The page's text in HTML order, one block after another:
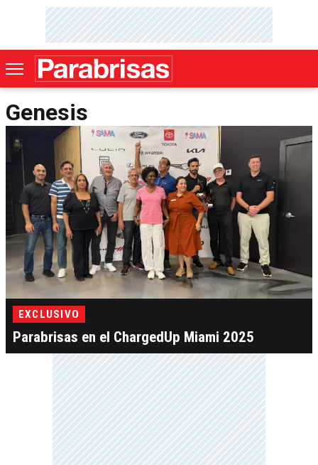
Genesis
EXCLUSIVO
Parabrisas en el ChargedUp Miami 2025